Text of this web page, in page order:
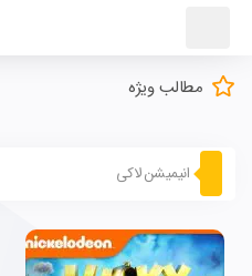
مطالب ویژه
انیمیشن لاکی